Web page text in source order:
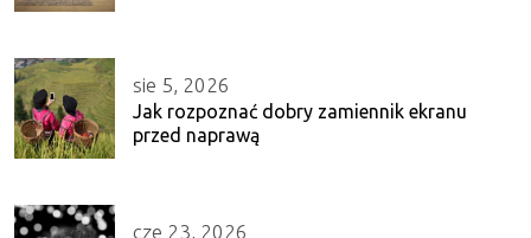
sie 5, 2026
Jak rozpoznać dobry zamiennik ekranu
przed naprawą
cze 23, 2026